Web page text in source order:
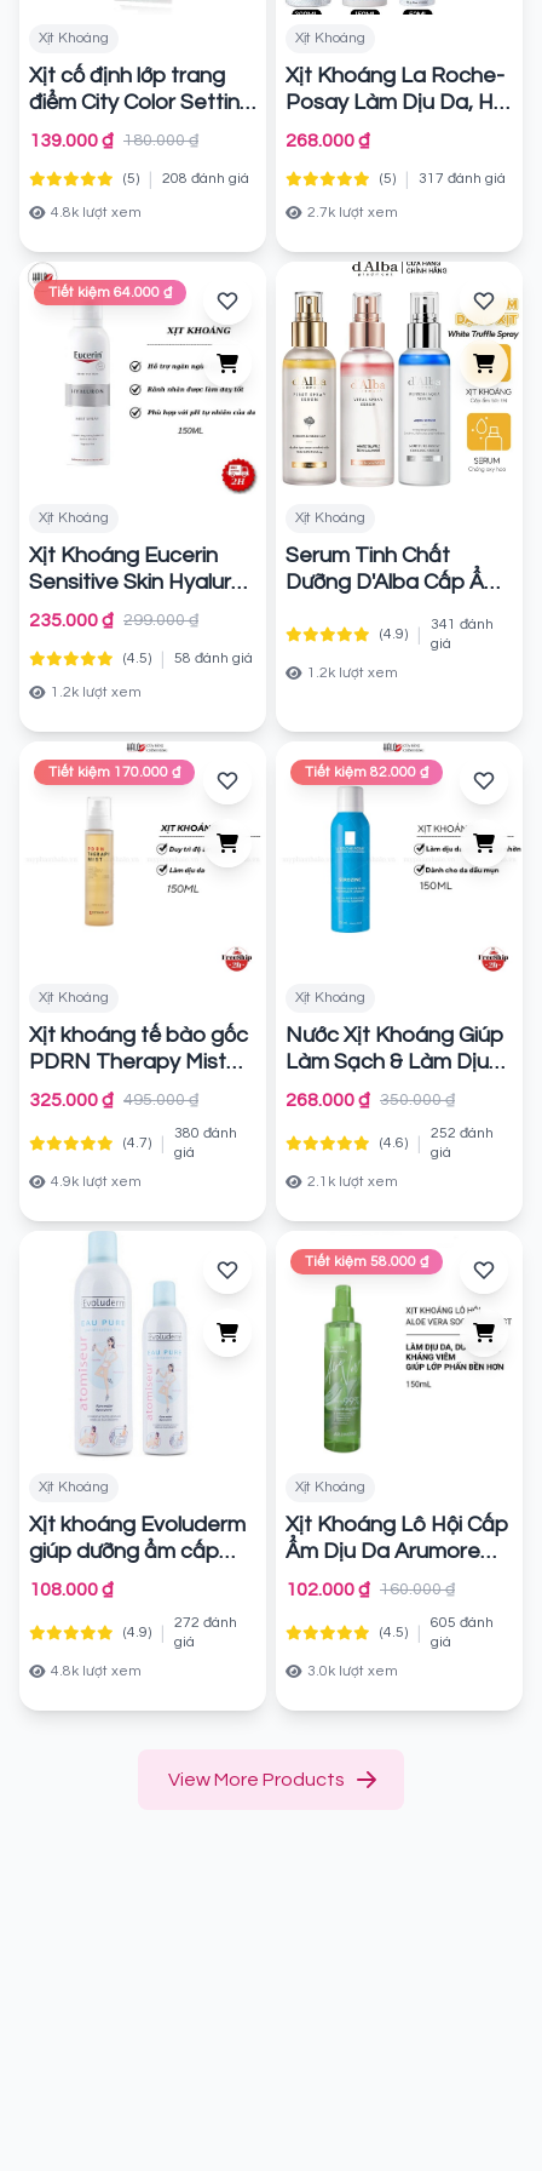
Xịt Khoáng
Xịt cố định lớp trang
điểm City Color Setting
Spray
Chính hãng
139.000 ₫ 180.000 ₫
(5) 208 đánh giá
4.8k lượt xem
Xịt Khoáng
Xịt Khoáng La Roche-
Posay Làm Dịu Da, Hỗ
Trợ Giảm Kích Ứng
Thermal Spring Water
Sensitive Skin
Chính
hãng
268.000 ₫
(5) 317 đánh giá
2.7k lượt xem
Tiết kiệm 64.000 ₫
Xịt Khoáng
Xịt Khoáng Eucerin
Sensitive Skin Hyaluron
Mist Spray
Chính hãng
235.000 ₫ 299.000 ₫
(4.5) 58 đánh giá
1.2k lượt xem
Xịt Khoáng
Serum Tinh Chất
Dưỡng D'Alba Cấp Ẩm,
Bóng White Truffle
Spray Serum 100ml
(4.9)
341 đánh
giá
1.2k lượt xem
Tiết kiệm 170.000 ₫
Xịt Khoáng
Xịt khoáng tế bào gốc
PDRN Therapy Mist
Kyung lab
Chính hãng
325.000 ₫ 495.000 ₫
(4.7)
380 đánh
giá
4.9k lượt xem
Tiết kiệm 82.000 ₫
Xịt Khoáng
Nước Xịt Khoáng Giúp
Làm Sạch & Làm Dịu
Da La Roche-Posay
Serozinc
268.000 ₫ 350.000 ₫
(4.6)
252 đánh
giá
2.1k lượt xem
Xịt Khoáng
Xịt khoáng Evoluderm
giúp dưỡng ẩm cấp
nước và làm dịu làn da
108.000 ₫
(4.9)
272 đánh
giá
4.8k lượt xem
Tiết kiệm 58.000 ₫
Xịt Khoáng
Xịt Khoáng Lô Hội Cấp
Ẩm Dịu Da Arumore
Aloe Vera Soothing
102.000 ₫ 160.000 ₫
(4.5)
605 đánh
giá
3.0k lượt xem
View More Products